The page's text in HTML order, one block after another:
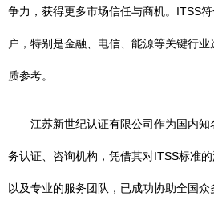
争力，获得更多市场信任与商机。ITSS
户，特别是金融、电信、能源等关键行
质参考。
江苏新世纪认证有限公司作为国内
务认证、咨询机构，凭借其对ITSS标准
以及专业的服务团队，已成功协助全国